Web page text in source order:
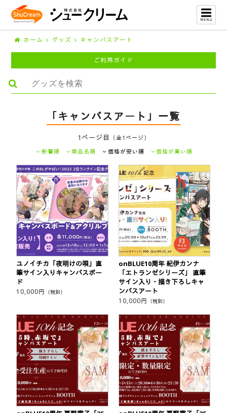
ホーム グッズ キャンバスアート
ご利用ガイド
「キャンバスアート」一覧
1ページ目
（全1ページ）
新着順
商品名順 価格が安い順 価格が高い順
ユノイチカ「夜明けの唄」直
筆サイン入りキャンバスボー
ド
10,000円 （税別）
onBLUE10周年 紀伊カンナ
「エトランゼシリーズ」 直筆
サイン入り・描き下ろしキャ
ンバスアート
10,000円 （税別）